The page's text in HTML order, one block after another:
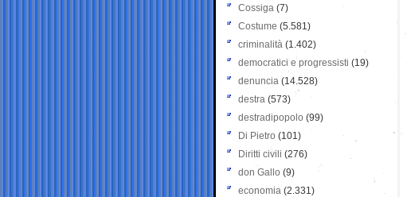
Cossiga (7)
Costume (5.581)
criminalità (1.402)
democratici e progressisti (19)
denuncia (14.528)
destra (573)
destradipopolo (99)
Di Pietro (101)
Diritti civili (276)
don Gallo (9)
economia (2.331)